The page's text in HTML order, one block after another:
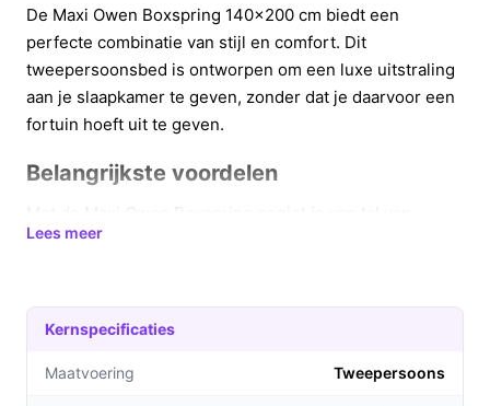
De Maxi Owen Boxspring 140x200 cm biedt een
perfecte combinatie van stijl en comfort. Dit
tweepersoonsbed is ontworpen om een luxe uitstraling
aan je slaapkamer te geven, zonder dat je daarvoor een
fortuin hoeft uit te geven.
Belangrijkste voordelen
praktische voordelen voor een goede nachtrust:
een elegant zwart design voegt een luxe touch toe
aan elke slaapkamer.
Compleet slaapsysteem: De set omvat stevige
Lees meer
Kernspecificaties
Maatvoering Tweepersoons